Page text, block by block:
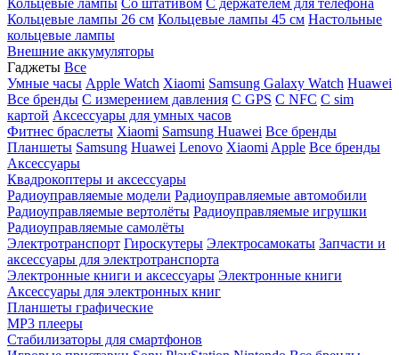
Кольцевые лампы Со штативом C держателем для телефона
Кольцевые лампы 26 см Кольцевые лампы 45 см Настольные
кольцевые лампы
Внешние аккумуляторы
Гаджеты Все
Умные часы Apple Watch Xiaomi Samsung Galaxy Watch Huawei
Все бренды C измерением давления C GPS C NFC C sim
картой Аксессуары для умных часов
Фитнес браслеты Xiaomi Samsung Huawei Все бренды
Планшеты Samsung Huawei Lenovo Xiaomi Apple Все бренды
Аксессуары
Квадрокоптеры и аксессуары
Радиоуправляемые модели Радиоуправляемые автомобили
Радиоуправляемые вертолёты Радиоуправляемые игрушки
Радиоуправляемые самолёты
Электротранспорт Гироскутеры Электросамокаты Запчасти и
аксессуары для электротранспорта
Электронные книги и аксессуары Электронные книги
Аксессуары для электронных книг
Планшеты графические
MP3 плееры
Стабилизаторы для смартфонов